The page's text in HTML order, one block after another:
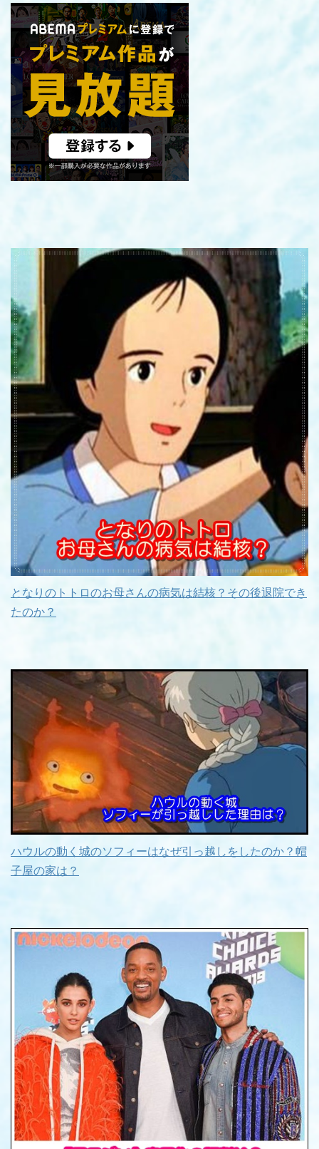
となりのトトロのお母さんの病気は結核？その後退院でき
たのか？
ハウルの動く城のソフィーはなぜ引っ越しをしたのか？帽
子屋の家は？